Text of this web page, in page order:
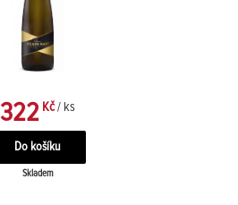
322 Kč / ks
Skladem